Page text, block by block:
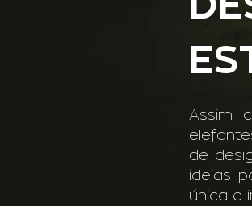
Assim
de
ideias
única e